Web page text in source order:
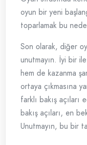
oyun bir yeni
toparlamak bu
Son olarak, diğer
unutmayın. İyi bir
hem de kazanma
ortaya çıkmasına
farklı bakış
bakış açıları, en
Unutmayın, bu bir